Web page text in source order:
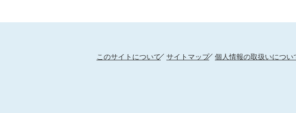
このサイトについて サイトマップ 個人情報の取扱いについ